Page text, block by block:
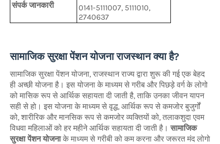
संपर्क जानकारी
0141-5111007, 5111010,
2740637
सामाजिक सुरक्षा पेंशन योजना राजस्थान क्या है?
सामाजिक सुरक्षा पेंशन योजना, राजस्थान राज्य द्वारा शुरू की गई एक बेहद
ही अच्छी योजना है। इस योजना के माध्यम से गरीब और पिछड़े वर्ग के लोगो
को मासिक रूप से आर्थिक सहायता दी जाती है, ताकि उनका जीवन यापन
सही से हो। इस योजना के माध्यम से वृद्ध, आर्थिक रूप से कमजोर बुजुर्गों
को, शारीरिक और मानसिक रूप से कमजोर व्यक्तियों को, तलाकशुदा एवम
विधवा महिलाओं को हर महीने आर्थिक सहायता दी जाती है।सामाजिक
सुरक्षा पेंशन योजनाके माध्यम से गरीबी को कम करना और जरूरत मंद लोगो